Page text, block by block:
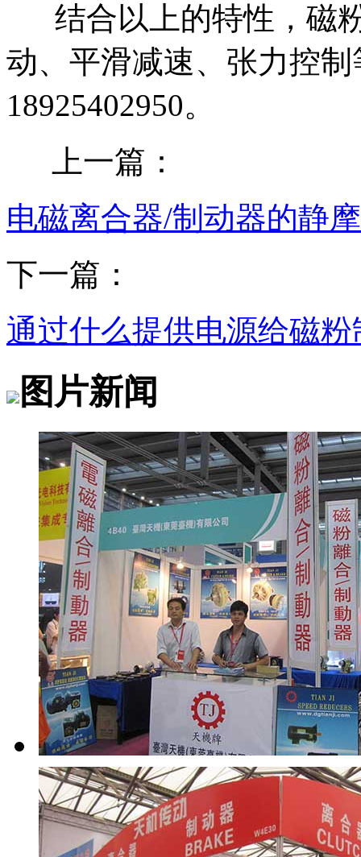
结合以上的特性，磁
动、平滑减速、张力控
18925402950。
上一篇：
电磁离合器/制动器的静
下一篇：
通过什么提供电源给磁
图片新闻